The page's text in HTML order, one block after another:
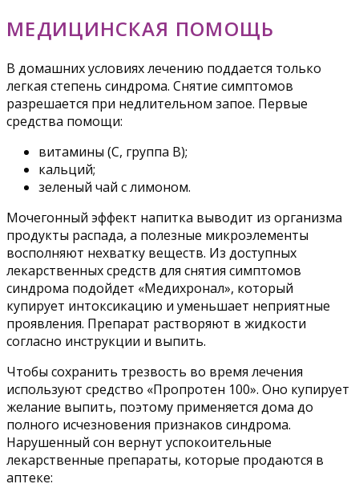
МЕДИЦИНСКАЯ ПОМОЩЬ
В домашних условиях лечению поддается только
легкая степень синдрома. Снятие симптомов
разрешается при недлительном запое. Первые
средства помощи:
витамины (С, группа В);
кальций;
зеленый чай с лимоном.
Мочегонный эффект напитка выводит из организма
продукты распада, а полезные микроэлементы
восполняют нехватку веществ. Из доступных
лекарственных средств для снятия симптомов
синдрома подойдет «Медихронал», который
купирует интоксикацию и уменьшает неприятные
проявления. Препарат растворяют в жидкости
согласно инструкции и выпить.
Чтобы сохранить трезвость во время лечения
используют средство «Пропротен 100». Оно купирует
желание выпить, поэтому применяется дома до
полного исчезновения признаков синдрома.
Нарушенный сон вернут успокоительные
лекарственные препараты, которые продаются в
аптеке: